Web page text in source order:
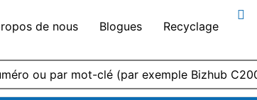
de nous Blogues Recyclage